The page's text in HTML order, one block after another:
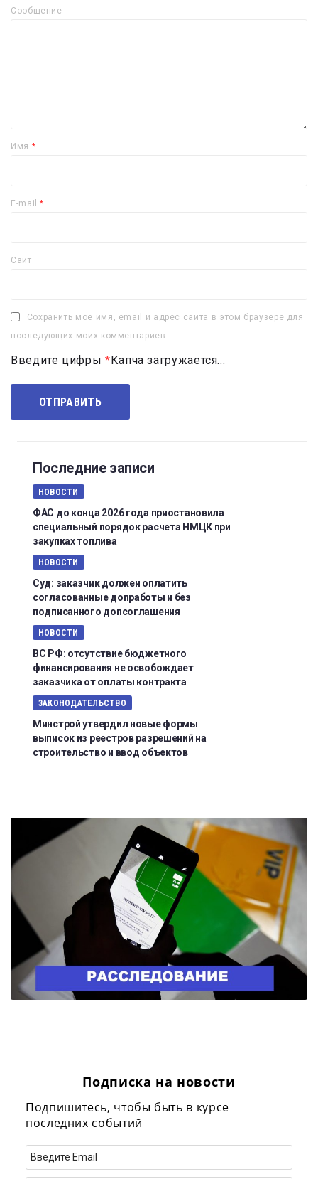
Сообщение
Имя *
E-mail*
Сайт
Сохранить моё имя, email и адрес сайта в этом браузере для
последующих моих комментариев.
Введите цифры *Капча загружается...
Последние записи
НОВОСТИ
ФАС до конца 2026 года приостановила
специальный порядок расчета НМЦК при
закупках топлива
НОВОСТИ
Суд: заказчик должен оплатить
согласованные допработы и без
подписанного допсоглашения
НОВОСТИ
ВС РФ: отсутствие бюджетного
финансирования не освобождает
заказчика от оплаты контракта
ЗАКОНОДАТЕЛЬСТВО
Минстрой утвердил новые формы
выписок из реестров разрешений на
строительство и ввод объектов
Подписка на новости
Подпишитесь, чтобы быть в курсе
последних событий